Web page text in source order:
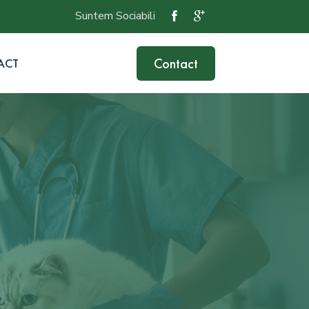
Suntem Sociabili
Contact